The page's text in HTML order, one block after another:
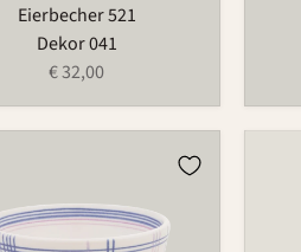
Eierbecher 521
Dekor 041
€ 32,00